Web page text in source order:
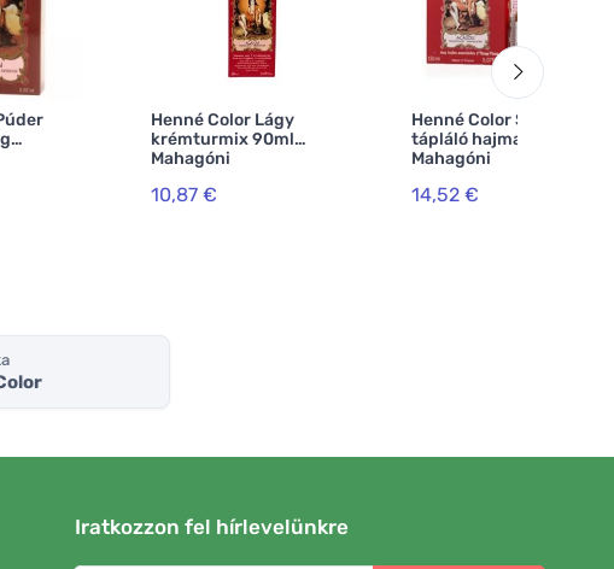
Henné Color Lágy
krémturmix 90ml
Mahagóni
10,87 €
Henné Color Színezett
tápláló hajmaszk 150ml
Mahagóni
14,52 €
Iratkozzon fel hírlevelünkre